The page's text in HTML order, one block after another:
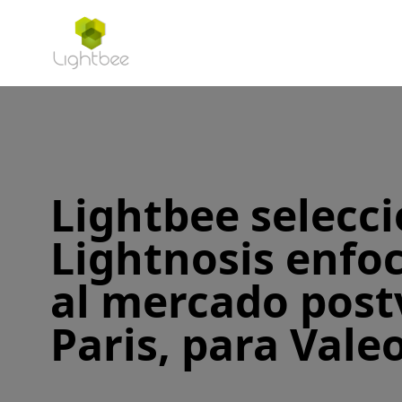
Lightbee
Lightnosis
al mercado
Paris, para